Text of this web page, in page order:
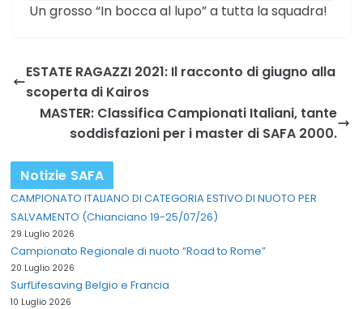
Un grosso “In bocca al lupo” a tutta la squadra!
ESTATE RAGAZZI 2021: Il racconto di giugno alla
scoperta di Kairos
MASTER: Classifica Campionati Italiani, tante
soddisfazioni per i master di SAFA 2000.
Notizie SAFA
CAMPIONATO ITALIANO DI CATEGORIA ESTIVO DI NUOTO PER
SALVAMENTO (Chianciano 19-25/07/26)
29 Luglio 2026
Campionato Regionale di nuoto “Road to Rome”
20 Luglio 2026
SurfLifesaving Belgio e Francia
10 Luglio 2026